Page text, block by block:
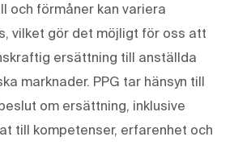
och förmåner kan variera
vilket gör det möjligt för oss att
ersättning till anställda
marknader. PPG tar hänsyn till
om ersättning, inklusive
till kompetenser, erfarenhet och